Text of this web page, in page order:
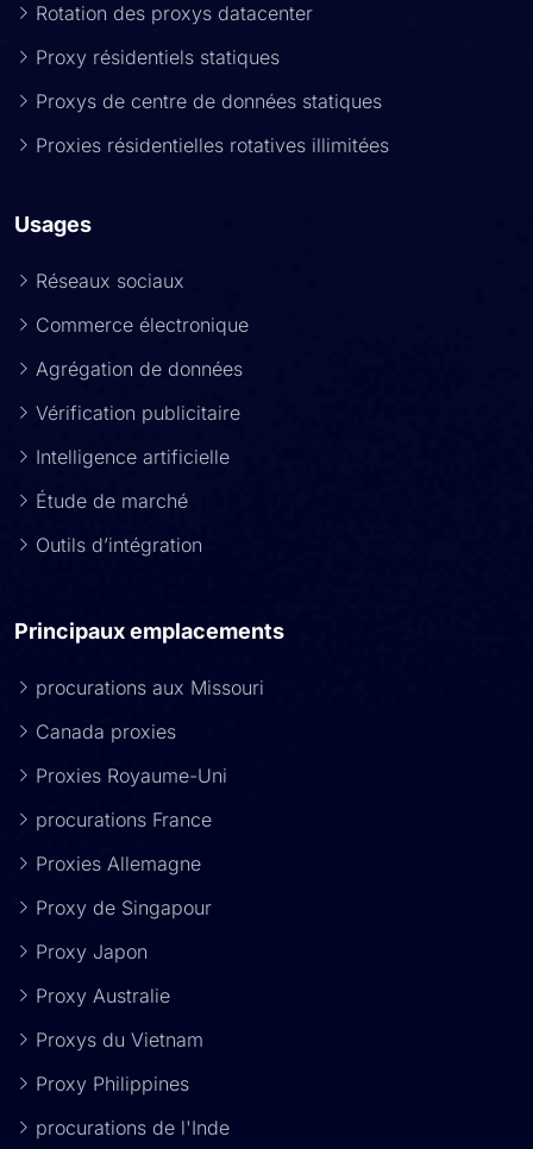
Rotation des proxys datacenter
Proxy résidentiels statiques
Proxys de centre de données statiques
Proxies résidentielles rotatives illimitées
Usages
Réseaux sociaux
Commerce électronique
Agrégation de données
Vérification publicitaire
Intelligence artificielle
Étude de marché
Outils d’intégration
Principaux emplacements
procurations aux Missouri
Canada proxies
Proxies Royaume-Uni
procurations France
Proxies Allemagne
Proxy de Singapour
Proxy Japon
Proxy Australie
Proxys du Vietnam
Proxy Philippines
procurations de l'Inde